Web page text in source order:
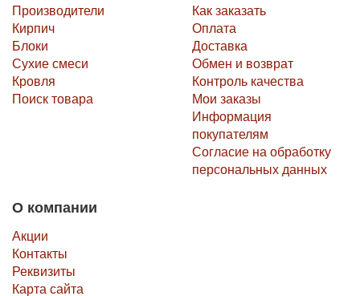
Производители
Кирпич
Блоки
Сухие смеси
Кровля
Поиск товара
Как заказать
Оплата
Доставка
Обмен и возврат
Контроль качества
Мои заказы
Информация
покупателям
Согласие на обработку
персональных данных
О компании
Акции
Контакты
Реквизиты
Карта сайта